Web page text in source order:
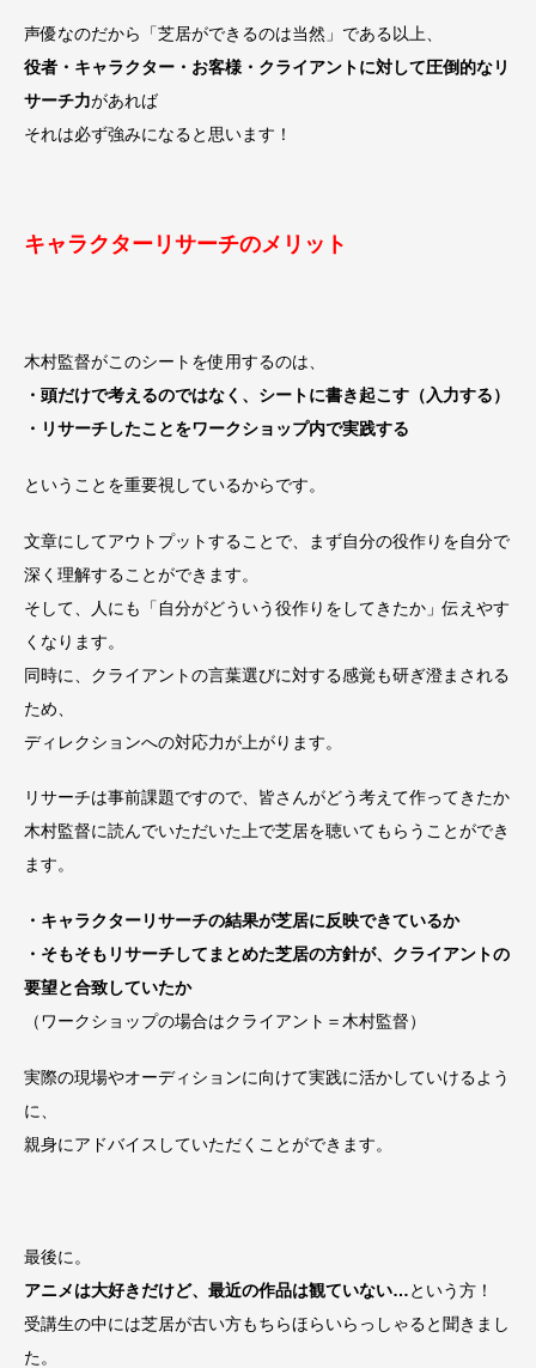
声優なのだから「芝居ができるのは当然」である以上、
役者・キャラクター・お客様・クライアントに対して圧倒的なリ
サーチ力があれば
それは必ず強みになると思います！
キャラクターリサーチのメリット
木村監督がこのシートを使用するのは、
・頭だけで考えるのではなく、シートに書き起こす（入力する）
・リサーチしたことをワークショップ内で実践する
ということを重要視しているからです。
文章にしてアウトプットすることで、まず自分の役作りを自分で
深く理解することができます。
そして、人にも「自分がどういう役作りをしてきたか」伝えやす
くなります。
同時に、クライアントの言葉選びに対する感覚も研ぎ澄まされる
ため、
ディレクションへの対応力が上がります。
リサーチは事前課題ですので、皆さんがどう考えて作ってきたか
木村監督に読んでいただいた上で芝居を聴いてもらうことができ
ます。
・キャラクターリサーチの結果が芝居に反映できているか
・そもそもリサーチしてまとめた芝居の方針が、クライアントの
要望と合致していたか
（ワークショップの場合はクライアント＝木村監督）
実際の現場やオーディションに向けて実践に活かしていけるよう
に、
親身にアドバイスしていただくことができます。
最後に。
アニメは大好きだけど、最近の作品は観ていない…という方！
受講生の中には芝居が古い方もちらほらいらっしゃると聞きまし
た。